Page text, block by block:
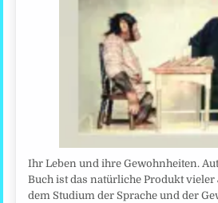
Ihr Leben und ihre Gewohnheiten.
Buch ist das natürliche Produkt vieler
dem Studium der Sprache und der